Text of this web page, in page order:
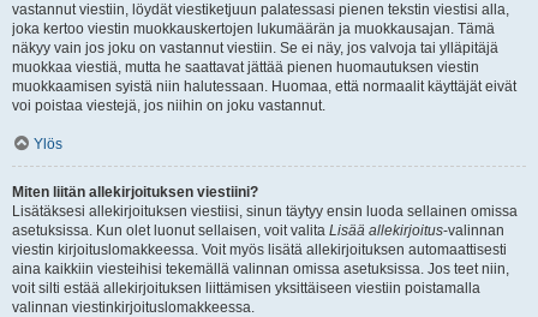
vastannut viestiin, löydät viestiketjuun palatessasi pienen tekstin viestisi alla,
joka kertoo viestin muokkauskertojen lukumäärän ja muokkausajan. Tämä
näkyy vain jos joku on vastannut viestiin. Se ei näy, jos valvoja tai ylläpitäjä
muokkaa viestiä, mutta he saattavat jättää pienen huomautuksen viestin
muokkaamisen syistä niin halutessaan. Huomaa, että normaalit käyttäjät eivät
voi poistaa viestejä, jos niihin on joku vastannut.
Ylös
Miten liitän allekirjoituksen viestiini?
Lisätäksesi allekirjoituksen viestiisi, sinun täytyy ensin luoda sellainen omissa
asetuksissa. Kun olet luonut sellaisen, voit valita Lisää allekirjoitus-valinnan
viestin kirjoituslomakkeessa. Voit myös lisätä allekirjoituksen automaattisesti
aina kaikkiin viesteihisi tekemällä valinnan omissa asetuksissa. Jos teet niin,
voit silti estää allekirjoituksen liittämisen yksittäiseen viestiin poistamalla
valinnan viestinkirjoituslomakkeessa.